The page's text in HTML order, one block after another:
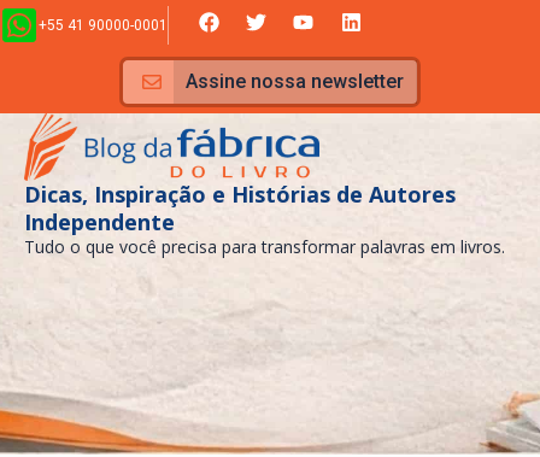
Ir
para
conteúdo
+55 41 90000-0001 F
a
c
e
b
o
o
k
T
w
i
t
t
e
r
Y
o
u
t
u
b
e
L
i
n
k
e
d
Assine nossa newsletter
Dicas, Inspiração e Histórias de Autores
Independente
Tudo o que você precisa para transformar palavras em livros.